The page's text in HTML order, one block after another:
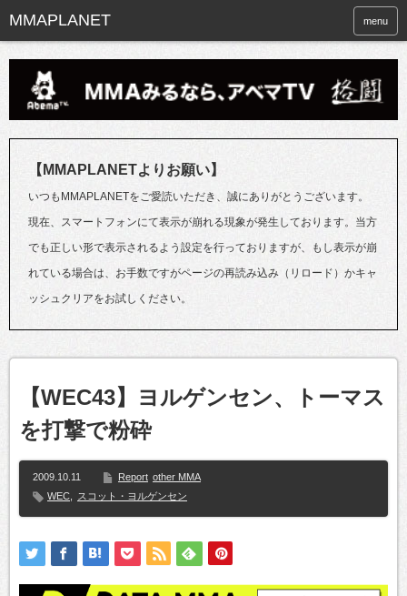
menu
【MMAPLANETよりお願い】
いつもMMAPLANETをご愛読いただき、誠にありがとうございます。
現在、スマートフォンにて表示が崩れる現象が発生しております。当方
でも正しい形で表示されるよう設定を行っておりますが、もし表示が崩
れている場合は、お手数ですがページの再読み込み（リロード）かキャ
ッシュクリアをお試しください。
【WEC43】ヨルゲンセン、トーマス
を打撃で粉砕
2009.10.11 Report other MMA
WEC
スコット・ヨルゲンセン